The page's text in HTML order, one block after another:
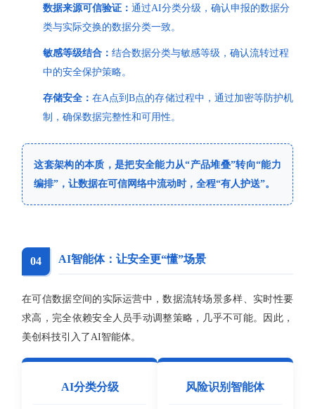
数据来源可信验证：通过AI分类分级，确认申报的数据分
类与实际交换的数据分类一致。
敏感等级结合：结合数据分类与敏感等级，确认流转过程
中的安全保护策略。
存储安全：在A点到B点的存储过程中，通过加密等防护机
制，确保数据完整性和可用性。
这套架构的本质，是把安全能力从“产品堆叠”转向“能力
编排”，让数据在可信网络中流动时，全程“有人护送”。
04 AI智能体：让安全更“懂”场景
在可信数据空间的实际运营中，数据流转场景多样、实时性要
求高，完全依赖安全人员手动调整策略，几乎不可能。因此，
美创科技引入了AI智能体。
AI分类分级 风险识别智能体